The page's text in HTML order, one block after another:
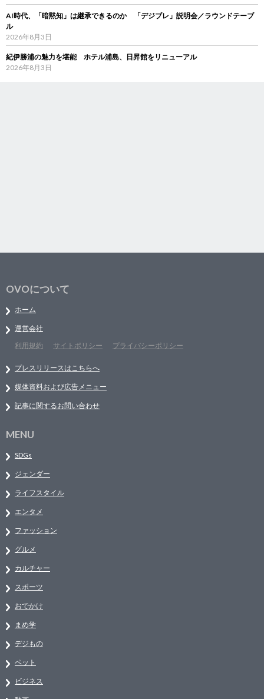
AI時代、「暗黙知」は継承できるのか 「デジブレ」説明会／ラウンドテーブ
ル
2026年8月3日
紀伊勝浦の魅力を堪能 ホテル浦島、日昇館をリニューアル
2026年8月3日
OVOについて
ホーム
運営会社
利用規約
サイトポリシー プライバシーポリシー
プレスリリースはこちらへ
媒体資料および広告メニュー
記事に関するお問い合わせ
MENU
SDGs
ジェンダー
ライフスタイル
エンタメ
ファッション
グルメ
カルチャー
スポーツ
おでかけ
まめ学
デジもの
ペット
ビジネス